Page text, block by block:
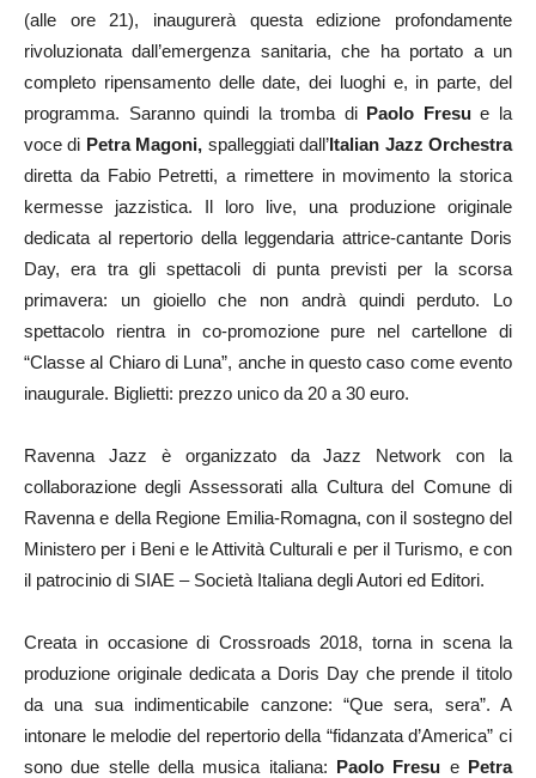
(alle ore 21), inaugurerà questa edizione profondamente
rivoluzionata dall’emergenza sanitaria, che ha portato a un
completo ripensamento delle date, dei luoghi e, in parte, del
programma. Saranno quindi la tromba di Paolo Fresue la
voce di Petra Magoni, spalleggiati dall’Italian Jazz Orchestra
diretta da Fabio Petretti, a rimettere in movimento la storica
kermesse jazzistica. Il loro live, una produzione originale
dedicata al repertorio della leggendaria attrice-cantante Doris
Day, era tra gli spettacoli di punta previsti per la scorsa
primavera: un gioiello che non andrà quindi perduto. Lo
spettacolo rientra in co-promozione pure nel cartellone di
“Classe al Chiaro di Luna”, anche in questo caso come evento
inaugurale. Biglietti: prezzo unico da 20 a 30 euro.
Ravenna Jazz è organizzato da Jazz Network con la
collaborazione degli Assessorati alla Cultura del Comune di
Ravenna e della Regione Emilia-Romagna, con il sostegno del
Ministero per i Beni e le Attività Culturali e per il Turismo, e con
il patrocinio di SIAE – Società Italiana degli Autori ed Editori.
Creata in occasione di Crossroads 2018, torna in scena la
produzione originale dedicata a Doris Day che prende il titolo
da una sua indimenticabile canzone: “Que sera, sera”. A
intonare le melodie del repertorio della “fidanzata d’America” ci
sono due stelle della musica italiana: Paolo Fresu e Petra